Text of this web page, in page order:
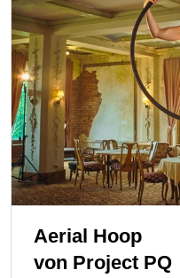
Aerial Hoop
von Project PQ